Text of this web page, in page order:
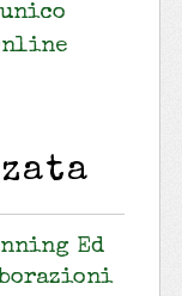
Ed